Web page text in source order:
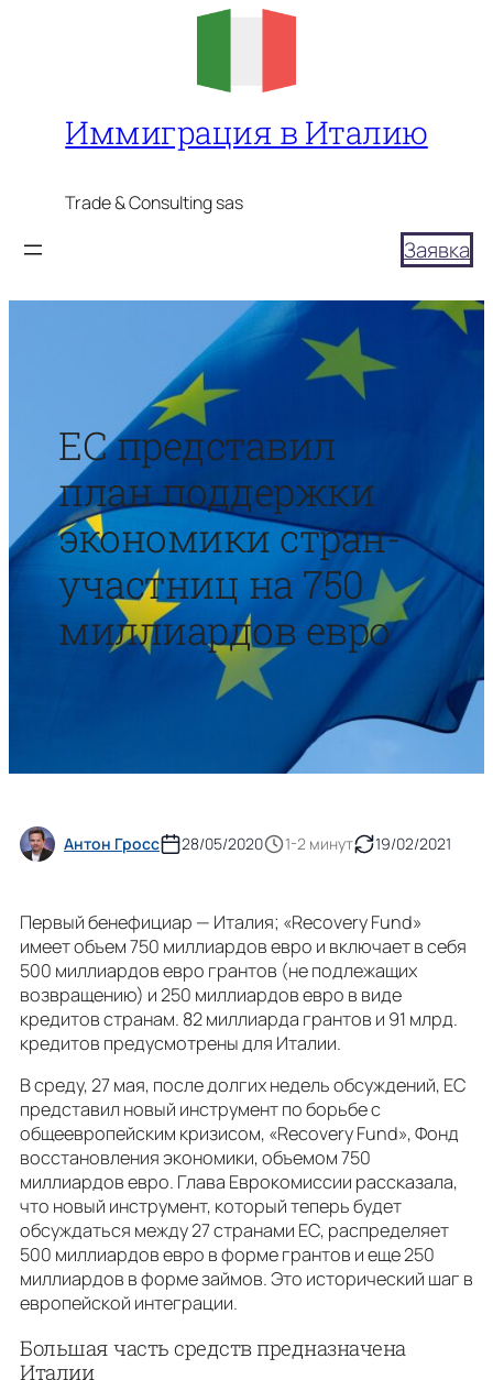
Иммиграция в Италию
Trade & Consulting sas
Заявка
ЕС представил
план поддержки
экономики стран-
участниц на 750
миллиардов евро
Антон Гросс 28/05/2020 1-2 минут 19/02/2021
Первый бенефициар — Италия; «Recovery Fund»
имеет объем 750 миллиардов евро и включает в себя
500 миллиардов евро грантов (не подлежащих
возвращению) и 250 миллиардов евро в виде
кредитов странам. 82 миллиарда грантов и 91 млрд.
кредитов предусмотрены для Италии.
В среду, 27 мая, после долгих недель обсуждений, ЕС
представил новый инструмент по борьбе с
общеевропейским кризисом, «Recovery Fund», Фонд
восстановления экономики, объемом 750
миллиардов евро. Глава Еврокомиссии рассказала,
что новый инструмент, который теперь будет
обсуждаться между 27 странами ЕС, распределяет
500 миллиардов евро в форме грантов и еще 250
миллиардов в форме займов. Это исторический шаг в
европейской интеграции.
Большая часть средств предназначена
Италии